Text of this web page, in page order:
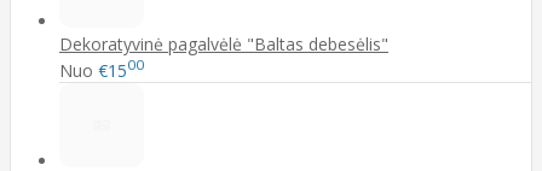
Dekoratyvinė pagalvėlė "Baltas debesėlis"
Nuo €1500